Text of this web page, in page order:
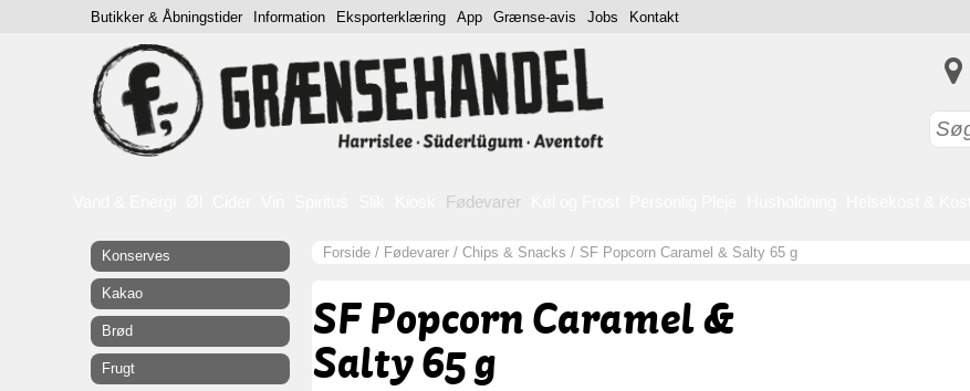
Fødevarer
Forside / Fødevarer / Chips & Snacks / SF Popcorn Caramel & Salty 65 g
SF Popcorn Caramel &
Salty 65 g
Konserves
Kakao
Brød
Frugt
Butikker & Åbningstider Information Eksporterklæring App Grænse-avis Jobs Kontakt